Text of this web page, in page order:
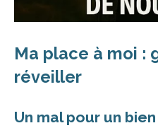
Ma place à moi :
réveiller
Un mal pour un